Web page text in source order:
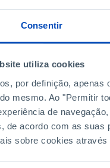
Consentir
utiliza cookies
por definição, apenas
mesmo. Ao "Permitir
de
de acordo com as suas
sobre cookies